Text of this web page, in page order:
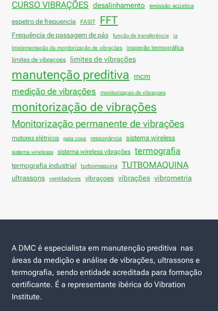
CURSO VIBRAÇÕES desalinhamento emissão acústica
espetro de frequencia FASIT FFT
Frequência de passagem de pás função de transferência
ia
Implementação da monitorização de vibrações
inspeção termográfica
limites de vibraçoes limites de vibrações
manutenção preditiva mcm
medição de vibrações monitorizaçao de vibraçoes
monitorização de vibrações
Monitorização permanente de vibrações
motores elétricos pata coxa ressonância sistema wireless
sistema wirelesss sistema wireless vibrações termografia
termografia industrial turbomaquina TUTBOMAQUINA
ultrassons ventiladores vibraçoes vibrações vibrometria
A DMC é especialista em manutenção preditiva nas
áreas da medição e análise de vibrações, ultrassons e
termografia, sendo entidade acreditada para formação
certificante. É a representante ibérica do Vibration
Institute.